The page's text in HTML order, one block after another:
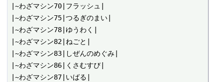
|~わざマシン70|フラッシュ|
|~わざマシン75|つるぎのまい|
|~わざマシン78|ゆうわく|
|~わざマシン82|ねごと|
|~わざマシン83|しぜんのめぐみ|
|~わざマシン86|くさむすび|
|~わざマシン87|いばる|